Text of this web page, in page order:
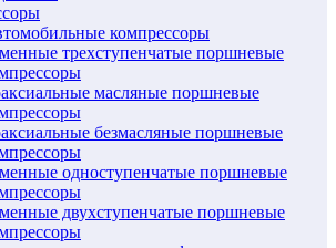
компрессоры
трехступенчатые поршневые
масляные поршневые
безмасляные поршневые
одноступенчатые поршневые
двухступенчатые поршневые